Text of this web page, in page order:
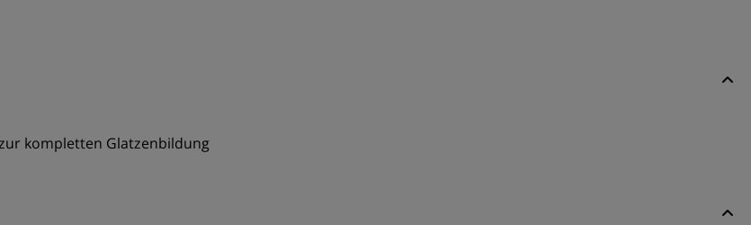
kompletten Glatzenbildung